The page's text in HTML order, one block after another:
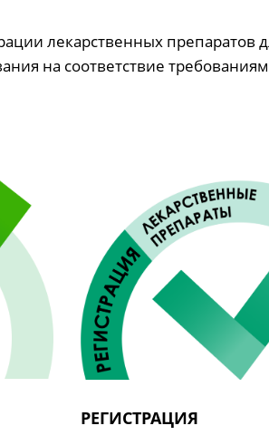
лекарственных
на соответствие
РЕГИСТРАЦИЯ